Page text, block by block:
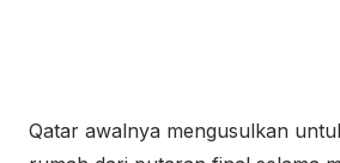
Qatar awalnya mengusulkan